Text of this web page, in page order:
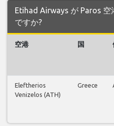
Etihad Airways が Paros 空
ですか?
空港 国
Eleftherios
Venizelos (ATH)
Greece